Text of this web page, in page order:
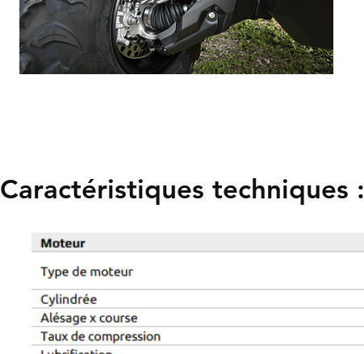
Caractéristiques techniques :